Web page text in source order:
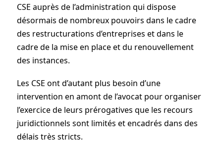
CSE auprès de l’administration qui dispose
désormais de nombreux pouvoirs dans le cadre
des restructurations d’entreprises et dans le
cadre de la mise en place et du renouvellement
des instances.
Les CSE ont d’autant plus besoin d’une
intervention en amont de l’avocat pour organiser
l’exercice de leurs prérogatives que les recours
juridictionnels sont limités et encadrés dans des
délais très stricts.